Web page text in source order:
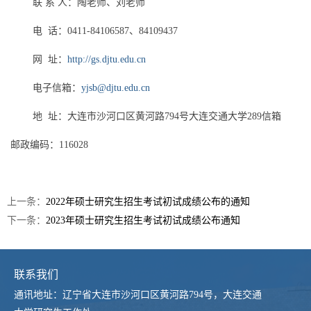
联 系 人：陶老师、刘老师
电 话： 0411-84106587、 84109437
网 址： http://gs.djtu.edu.cn
电子信箱： yjsb@djtu.edu.cn
地 址：大连市沙河口区黄河路794号大连交通大学289信箱
邮政编码： 116028
上一条： 2022年硕士研究生招生考试初试成绩公布的通知
下一条： 2023年硕士研究生招生考试初试成绩公布通知
联系我们
通讯地址：辽宁省大连市沙河口区黄河路794号，大连交通